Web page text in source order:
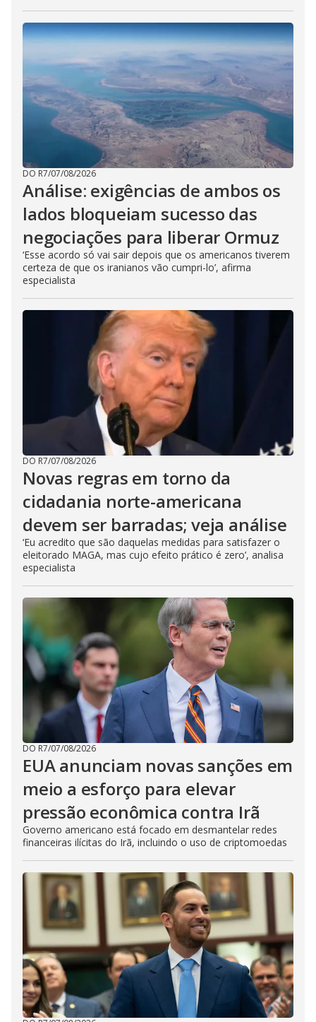
DO R7/07/08/2026
Análise: exigências de ambos os
lados bloqueiam sucesso das
negociações para liberar Ormuz
‘Esse acordo só vai sair depois que os americanos tiverem
certeza de que os iranianos vão cumpri-lo’, afirma
especialista
DO R7/07/08/2026
Novas regras em torno da
cidadania norte-americana
devem ser barradas; veja análise
‘Eu acredito que são daquelas medidas para satisfazer o
eleitorado MAGA, mas cujo efeito prático é zero’, analisa
especialista
DO R7/07/08/2026
EUA anunciam novas sanções em
meio a esforço para elevar
pressão econômica contra Irã
Governo americano está focado em desmantelar redes
financeiras ilícitas do Irã, incluindo o uso de criptomoedas